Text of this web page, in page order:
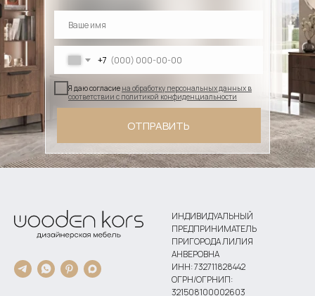
+7
Я даю согласие на обработку персональных данных в
соответствии с политикой конфиденциальности
ОТПРАВИТЬ
ИНДИВИДУАЛЬНЫЙ
ПРЕДПРИНИМАТЕЛЬ
ПРИГОРОДА ЛИЛИЯ
АНВЕРОВНА
ИНН: 732711828442
ОГРН/ОГРНИП:
321508100002603